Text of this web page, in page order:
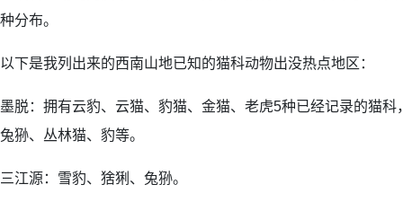
种分布。
以下是我列出来的西南山地已知的猫科动物出没热点地区：
墨脱：拥有云豹、云猫、豹猫、金猫、老虎5种已经记录的猫
兔狲、丛林猫、豹等。
三江源：雪豹、猞猁、兔狲。